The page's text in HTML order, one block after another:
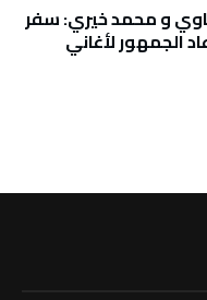
و محمد خيري: سفر
الجمهور لأغاني